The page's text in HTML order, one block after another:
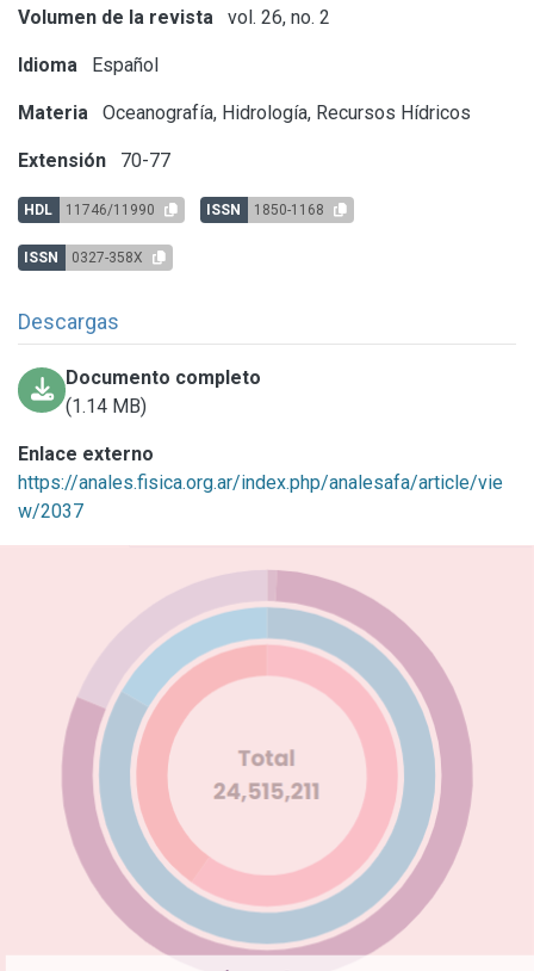
Volumen de la revista vol. 26, no. 2
Idioma Español
Materia Oceanografía, Hidrología, Recursos Hídricos
Extensión 70-77
HDL 11746/11990 ISSN 1850-1168
ISSN 0327-358X
Descargas
Documento completo
(1.14 MB)
Enlace externo
https://anales.fisica.org.ar/index.php/analesafa/article/vie
w/2037